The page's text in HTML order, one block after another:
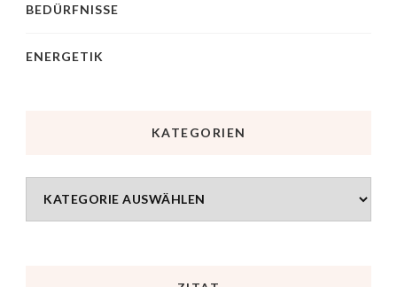
BEDÜRFNISSE
ENERGETIK
KATEGORIEN